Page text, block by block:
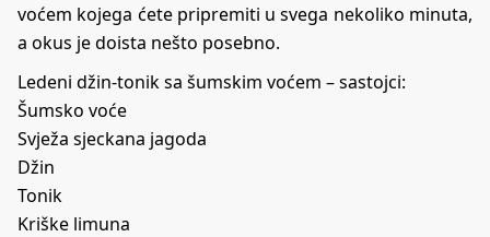
voćem kojega ćete pripremiti u svega nekoliko minuta,
a okus je doista nešto posebno.
Ledeni džin-tonik sa šumskim voćem – sastojci:
Šumsko voće
Svježa sjeckana jagoda
Džin
Tonik
Kriške limuna